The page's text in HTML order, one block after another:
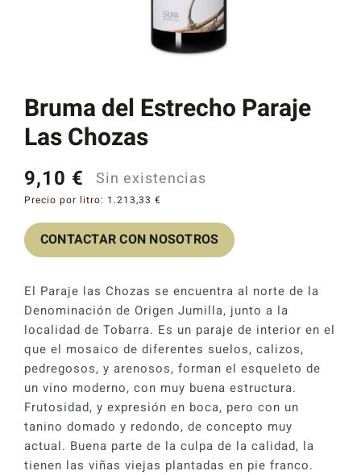
Bruma del Estrecho Paraje
Las Chozas
9,10 € Sin existencias
Precio por litro: 1.213,33 €
CONTACTAR CON NOSOTROS
El Paraje las Chozas se encuentra al norte de la
Denominación de Origen Jumilla, junto a la
localidad de Tobarra. Es un paraje de interior en el
que el mosaico de diferentes suelos, calizos,
pedregosos, y arenosos, forman el esqueleto de
un vino moderno, con muy buena estructura.
Frutosidad, y expresión en boca, pero con un
tanino domado y redondo, de concepto muy
actual. Buena parte de la culpa de la calidad, la
tienen las viñas viejas plantadas en pie franco.